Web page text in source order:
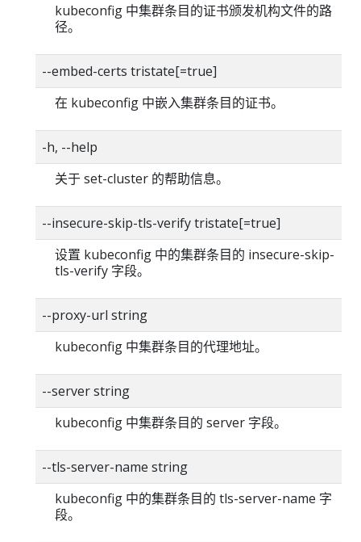
kubeconfig 中集群条目的证书颁发机构文件的路
径。
--embed-certs tristate[=true]
在 kubeconfig 中嵌入集群条目的证书。
-h, --help
关于 set-cluster 的帮助信息。
--insecure-skip-tls-verify tristate[=true]
设置 kubeconfig 中的集群条目的 insecure-skip-
tls-verify 字段。
--proxy-url string
kubeconfig 中集群条目的代理地址。
--server string
kubeconfig 中集群条目的 server 字段。
--tls-server-name string
kubeconfig 中的集群条目的 tls-server-name 字
段。